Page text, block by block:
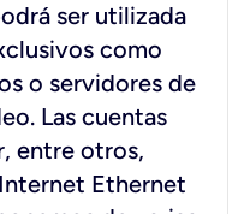
ser utilizada
como
o servidores de
Las cuentas
entre otros,
Ethernet